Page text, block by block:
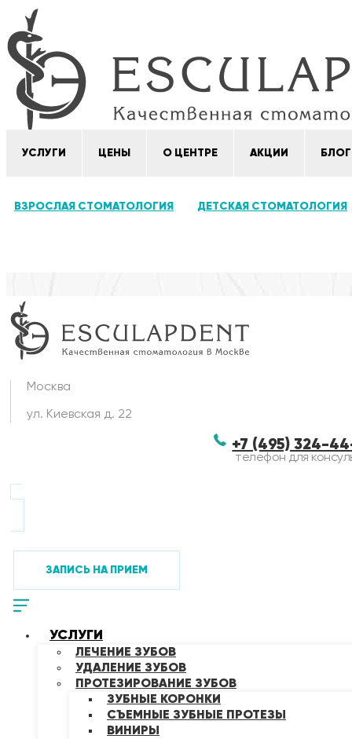
УСЛУГИ ЦЕНЫ О ЦЕНТРЕ АКЦИИ БЛОГ
ВЗРОСЛАЯ СТОМАТОЛОГИЯ ДЕТСКАЯ СТОМАТОЛОГИЯ
Москва
ул. Киевская д. 22
+7 (495) 324-
телефон для
ЗАПИСЬ НА ПРИЕМ
УСЛУГИ
ЛЕЧЕНИЕ ЗУБОВ
УДАЛЕНИЕ ЗУБОВ
ПРОТЕЗИРОВАНИЕ ЗУБОВ
ЗУБНЫЕ КОРОНКИ
СЪЕМНЫЕ ЗУБНЫЕ ПРОТЕЗЫ
ВИНИРЫ